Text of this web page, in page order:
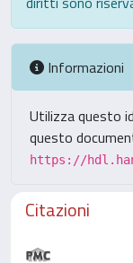
Informazioni
Utilizza questo
questo
https://
Citazioni